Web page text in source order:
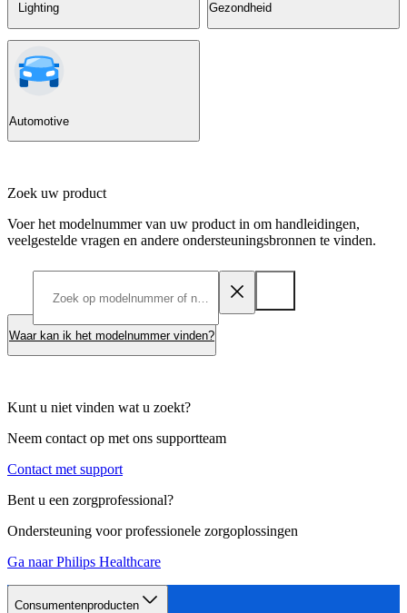
Lighting Gezondheid
Automotive
Zoek uw product
Voer het modelnummer van uw product in om handleidingen,
veelgestelde vragen en andere ondersteuningsbronnen te vinden.
Waar kan ik het modelnummer vinden?
Kunt u niet vinden wat u zoekt?
Neem contact op met ons supportteam
Contact met support
Bent u een zorgprofessional?
Ondersteuning voor professionele zorgoplossingen
Ga naar Philips Healthcare
Consumentenproducten